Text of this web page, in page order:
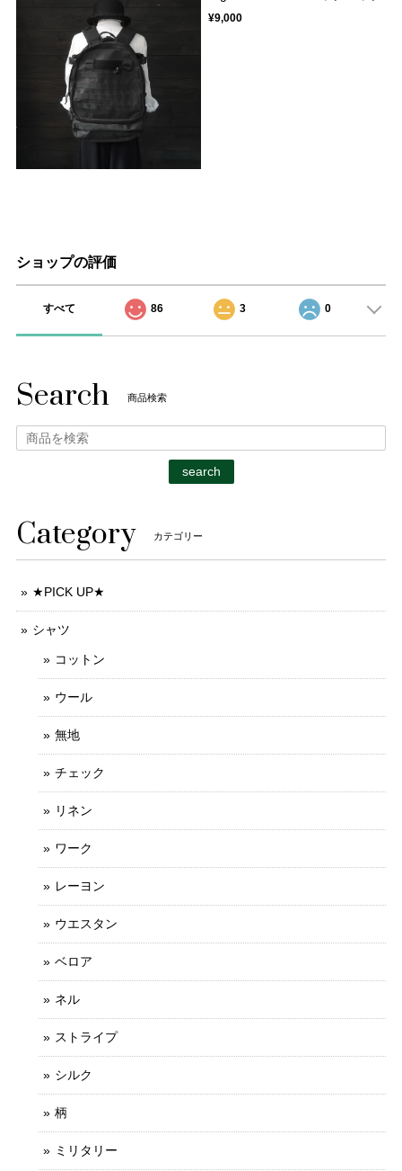
¥9,000
ショップの評価
すべて 86 3 0
Search 商品検索
search
Category カテゴリー
★PICK UP★
シャツ
コットン
ウール
無地
チェック
リネン
ワーク
レーヨン
ウエスタン
ベロア
ネル
ストライプ
シルク
柄
ミリタリー